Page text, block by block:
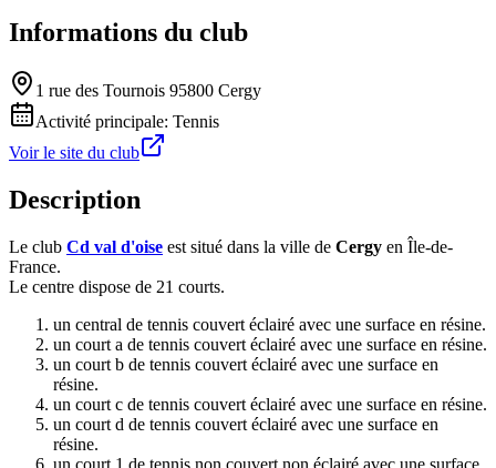
Informations du club
1 rue des Tournois 95800 Cergy
Activité principale: Tennis
Voir le site du club
Description
Le club Cd val d'oise est situé dans la ville de Cergy en Île-de-
France.
Le centre dispose de 21 courts.
un central de tennis couvert éclairé avec une surface en résine.
un court a de tennis couvert éclairé avec une surface en résine.
un court b de tennis couvert éclairé avec une surface en
résine.
un court c de tennis couvert éclairé avec une surface en résine.
un court d de tennis couvert éclairé avec une surface en
résine.
un court 1 de tennis non couvert non éclairé avec une surface